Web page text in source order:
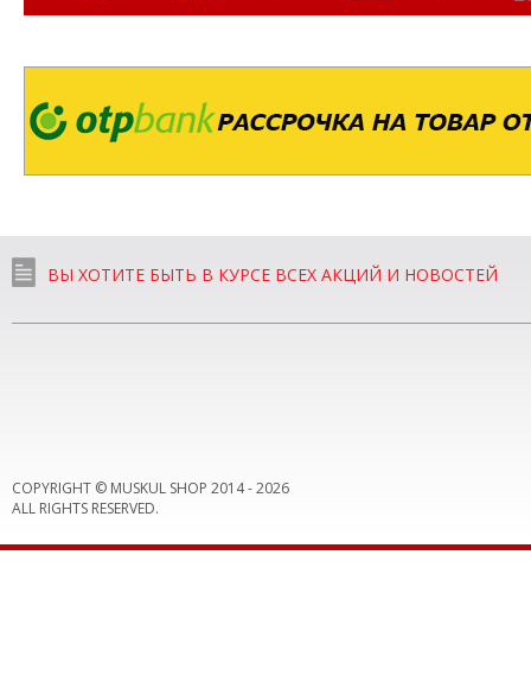
ВЫ ХОТИТЕ БЫТЬ В КУРСЕ ВСЕХ АКЦИЙ И НОВОСТЕЙ
COPYRIGHT © MUSKUL SHOP 2014 -2026
ALL RIGHTS RESERVED.